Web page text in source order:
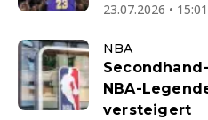
23.07.2026 •
NBA
NBA-
versteigert